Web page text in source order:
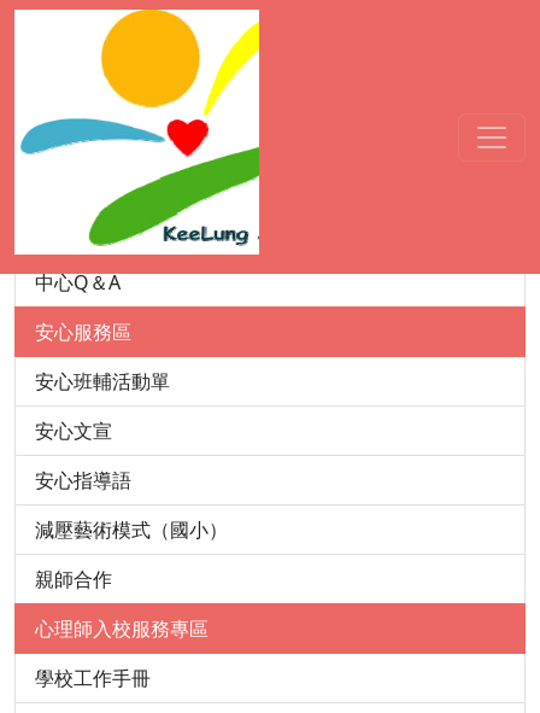
輔諮中心
成立宗旨
中心沿革
成員介紹
中心Q＆A
安心服務區
安心班輔活動單
安心文宣
安心指導語
減壓藝術模式（國小）
親師合作
心理師入校服務專區
學校工作手冊